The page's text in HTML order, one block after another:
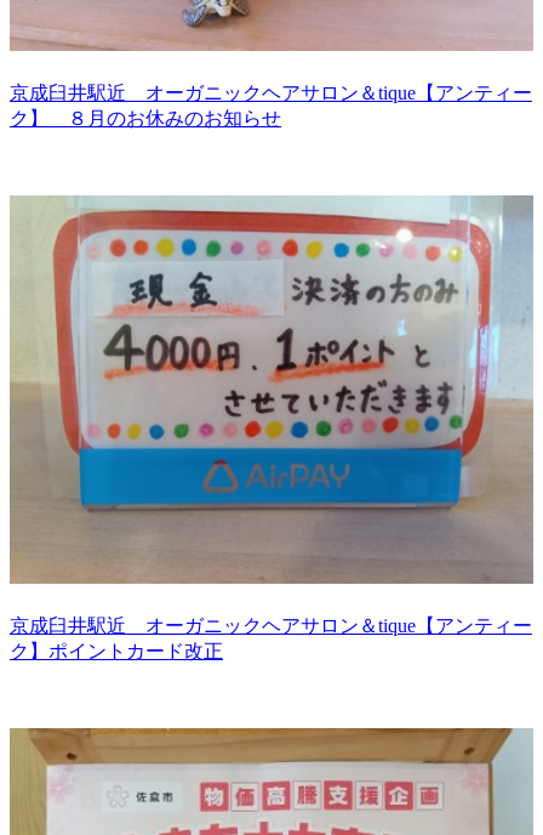
京成臼井駅近 オーガニックヘアサロン＆tique【アンティー
ク】 ８月のお休みのお知らせ
京成臼井駅近 オーガニックヘアサロン＆tique【アンティー
ク】ポイントカード改正